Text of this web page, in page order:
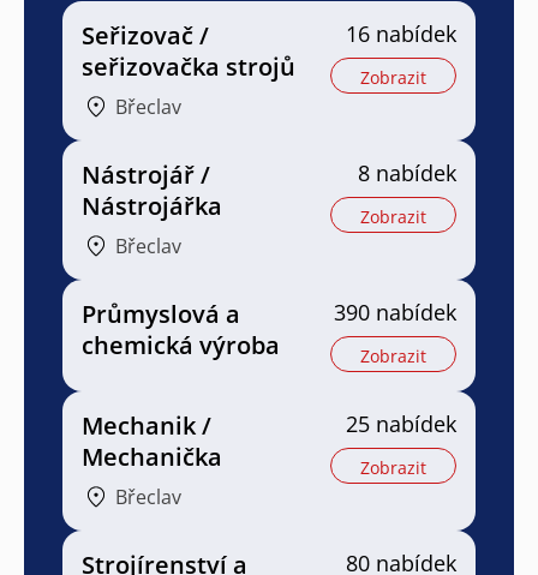
Seřizovač /
seřizovačka strojů
Břeclav
16 nabídek
Zobrazit
Nástrojář /
Nástrojářka
Břeclav
8 nabídek
Zobrazit
Průmyslová a
chemická výroba
390 nabídek
Zobrazit
Mechanik /
Mechanička
Břeclav
25 nabídek
Zobrazit
Strojírenství a
80 nabídek